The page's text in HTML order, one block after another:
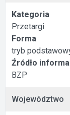
Kategoria
Przetargi
Forma
tryb
Źródło
BZP
Województwo